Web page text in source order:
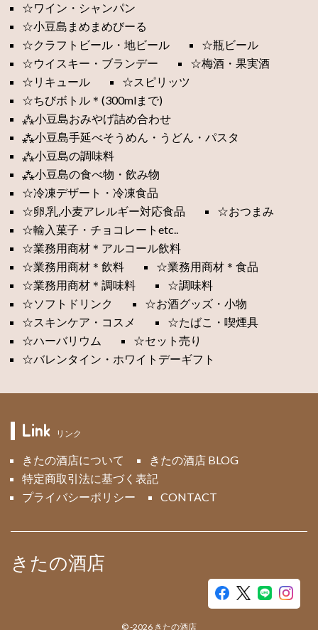
☆ワイン・シャンパン
☆小豆島まめまめびーる
☆クラフトビール・地ビール
☆瓶ビール
☆ウイスキー・ブランデー
☆梅酒・果実酒
☆リキュール
☆スピリッツ
☆ちびボトル＊(300mlまで)
⁂小豆島おみやげ詰め合わせ
⁂小豆島手延べそうめん・うどん・パスタ
⁂小豆島の調味料
⁂小豆島の食べ物・飲み物
☆冷凍デザート・冷凍食品
☆卵,乳,小麦アレルギー対応食品
☆おつまみ
☆輸入菓子・チョコレートetc..
☆業務用商材＊アルコール飲料
☆業務用商材＊飲料
☆業務用商材＊食品
☆業務用商材＊調味料
☆調味料
☆ソフトドリンク
☆お酒グッズ・小物
☆スキンケア・コスメ
☆たばこ・喫煙具
☆ハーバリウム
☆セット売り
☆バレンタイン・ホワイトデーギフト
Link リンク
きたの酒店について
きたの酒店 BLOG
特定商取引法に基づく表記
プライバシーポリシー
CONTACT
きたの酒店
©-2026 きたの酒店